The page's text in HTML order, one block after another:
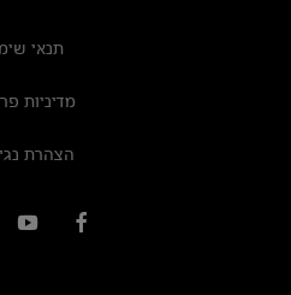
תנאי
מדיניות
הצהרת